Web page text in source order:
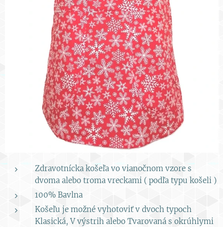
Zdravotnícka košeľa vo vianočnom vzore s
dvoma alebo troma vreckami ( podľa typu košeli )
100% Bavlna
Košeľu je možné vyhotoviť v dvoch typoch
Klasická, V výstrih alebo Tvarovaná s okrúhlymi